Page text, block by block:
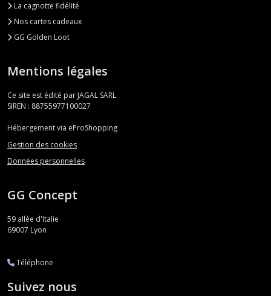
La cagnotte fidélité
Nos cartes cadeaux
GG Golden Loot
Mentions légales
Ce site est édité par JAGAL SARL.
SIREN : 88755977100027
Hébergement via eProShopping
Gestion des cookies
Données personnelles
GG Concept
59 allée d'Italie
69007 Lyon
Téléphone
Suivez nous